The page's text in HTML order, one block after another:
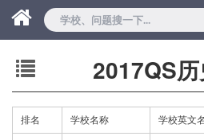
2017QS
排名 学校名称 学校英文名